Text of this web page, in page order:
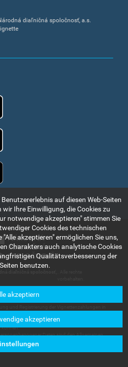
diaľničná spoločnosť, a.s.
angeführte Informationen und Angaben
dienen zum kurzen Bekanntmachen mit dem
den Nutzern oder Dritten im Zusammenhang
können.
Daten sind den Allgemeinen
die in der Sektion
verfügbar sind.
auf diesen Web-Seiten
Ihre Einwilligung, die Cookies zu
notwendige akzeptieren" stimmen Sie
Cookies des technischen
akzeptieren" ermöglichen Sie uns,
Charakters auch analytische Cookies
Qualitätsverbesserung der
benutzen.
akzeptiern
akzeptieren